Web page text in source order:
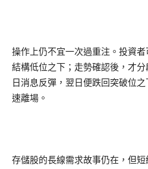
操作上仍不宜一次過重注。投資
結構低位之下；走勢確認後，才
日消息反彈，翌日便跌回突破位
速離場。
存儲股的長線需求故事仍在，但